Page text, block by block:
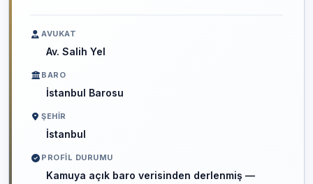
AVUKAT
Av. Salih Yel
BARO
İstanbul Barosu
ŞEHIR
İstanbul
PROFIL DURUMU
Kamuya açık baro verisinden derlenmiş —